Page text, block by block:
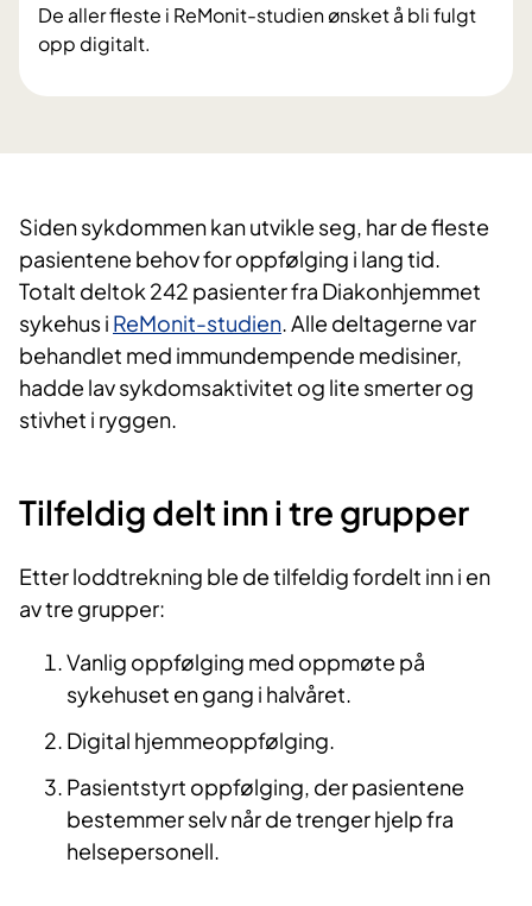
De aller fleste i ReMonit-studien ønsket å bli fulgt
opp digitalt.
Siden sykdommen kan utvikle seg, har de fleste
pasientene behov for oppfølging i lang tid.
Totalt deltok 242 pasienter fra Diakonhjemmet
sykehus i ReMonit-studien. Alle deltagerne var
behandlet med immundempende medisiner,
hadde lav sykdomsaktivitet og lite smerter og
stivhet i ryggen.
Tilfeldig delt inn i tre grupper
Etter loddtrekning ble de tilfeldig fordelt inn i en
av tre grupper:
Vanlig oppfølging med oppmøte på
sykehuset en gang i halvåret.
Digital hjemmeoppfølging.
Pasientstyrt oppfølging, der pasientene
bestemmer selv når de trenger hjelp fra
helsepersonell.